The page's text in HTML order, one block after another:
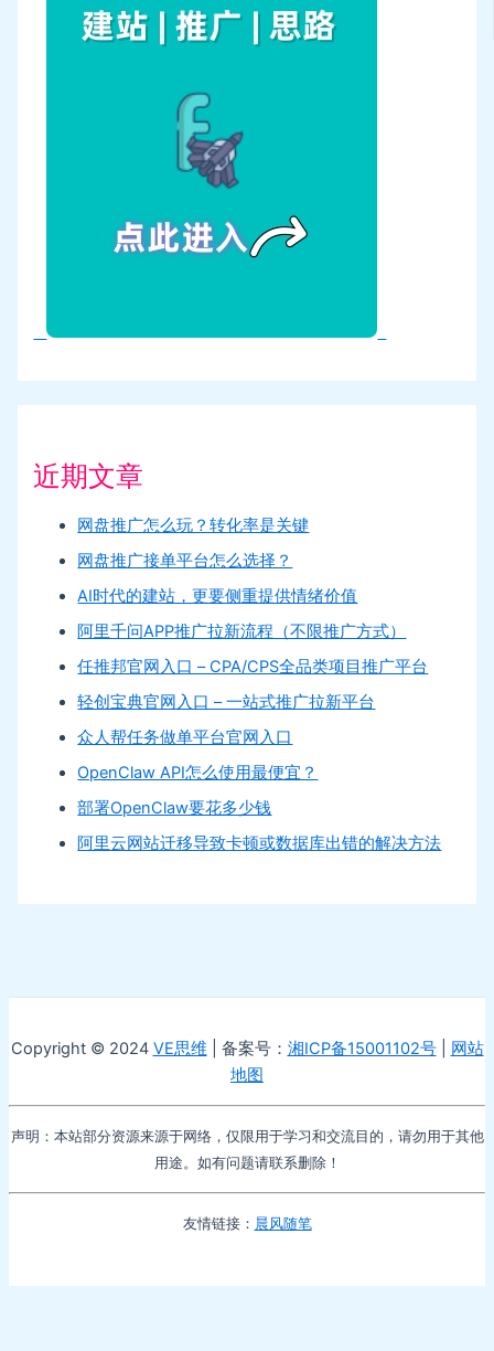
近期文章
网盘推广怎么玩？转化率是关键
网盘推广接单平台怎么选择？
AI时代的建站，更要侧重提供情绪价值
阿里千问APP推广拉新流程（不限推广方式）
任推邦官网入口 – CPA/CPS全品类项目推广平台
轻创宝典官网入口 – 一站式推广拉新平台
众人帮任务做单平台官网入口
OpenClaw API怎么使用最便宜？
部署OpenClaw要花多少钱
阿里云网站迁移导致卡顿或数据库出错的解决方法
Copyright © 2024 VE思维 | 备案号： 湘ICP备15001102号| 网站
地图
声明：本站部分资源来源于网络，仅限用于学习和交流目的，请勿用于其他
用途。如有问题请联系删除！
友情链接： 晨风随笔